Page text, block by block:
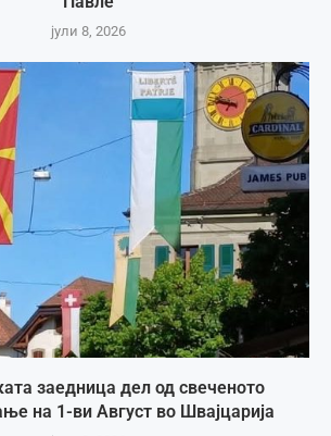
јули 8, 2026
заедница дел од свеченото
на 1-ви Август во Швајцарија